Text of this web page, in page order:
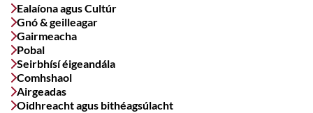
Ealaíona agus Cultúr
Gnó & geilleagar
Gairmeacha
Pobal
Seirbhísí éigeandála
Comhshaol
Airgeadas
Oidhreacht agus bithéagsúlacht